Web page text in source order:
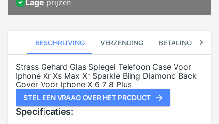
Lage prijzen
BESCHRIJVING VERZENDING BETALING
Strass Gehard Glas Spiegel Telefoon Case Voor
Iphone Xr Xs Max Xr Sparkle Bling Diamond Back
Cover Voor Iphone X 6 7 8 Plus
STEL EEN VRAAG OVER HET PRODUCT
Specificaties: